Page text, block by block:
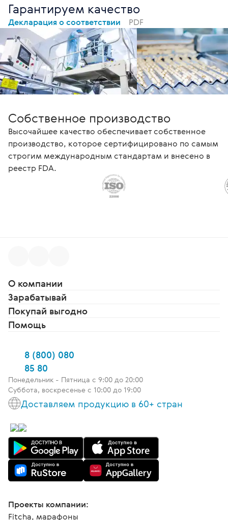
Гарантируем качество
Декларация о соответствии PDF
Собственное производство
Высочайшее качество обеспечивает собственное
производство, которое сертифицировано по самым
строгим международным стандартам и внесено в
реестр FDA.
О компании
Зарабатывай
Покупай выгодно
Помощь
8 (800) 080
85 80
Понедельник - Пятница c 9:00 до 20:00
Суббота, воскресенье с 10:00 до 19:00
Доставляем продукцию в 60+ стран
Проекты компании:
Fitcha, марафоны